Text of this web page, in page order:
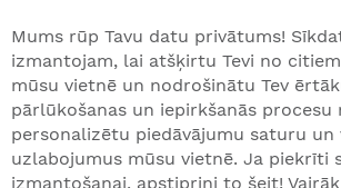
Mums rūp Tavu datu privātums!
izmantojam, lai atšķirtu Tevi no
mūsu vietnē un nodrošinātu Tev
pārlūkošanas un iepirkšanās procesu
personalizētu piedāvājumu saturu un
uzlabojumus mūsu vietnē. Ja piekrīti
izmantošanai, apstiprini to šeit!